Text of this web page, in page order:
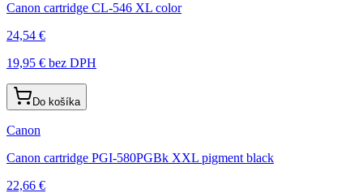
Canon cartridge CL-546 XL color
24,54 €
19,95 € bez DPH
Do košíka
Canon
Canon cartridge PGI-580PGBk XXL pigment black
22,66 €